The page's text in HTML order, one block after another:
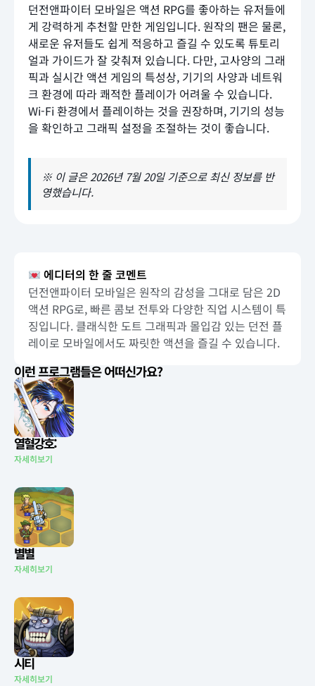
던전앤파이터 모바일은 액션 RPG를 좋아하는 유저들에
게 강력하게 추천할 만한 게임입니다. 원작의 팬은 물론,
새로운 유저들도 쉽게 적응하고 즐길 수 있도록 튜토리
얼과 가이드가 잘 갖춰져 있습니다. 다만, 고사양의 그래
픽과 실시간 액션 게임의 특성상, 기기의 사양과 네트워
크 환경에 따라 쾌적한 플레이가 어려울 수 있습니다.
Wi-Fi 환경에서 플레이하는 것을 권장하며, 기기의 성능
을 확인하고 그래픽 설정을 조절하는 것이 좋습니다.
※ 이 글은 2026년 7월 20일 기준으로 최신 정보를 반
영했습니다.
에디터의 한 줄 코멘트
던전앤파이터 모바일은 원작의 감성을 그대로 담은 2D
액션 RPG로, 빠른 콤보 전투와 다양한 직업 시스템이 특
징입니다. 클래식한 도트 그래픽과 몰입감 있는 던전 플
레이로 모바일에서도 짜릿한 액션을 즐길 수 있습니다.
이런 프로그램들은 어떠신가요?
열혈강호:
자세히보기
별별
자세히보기
시티
자세히보기